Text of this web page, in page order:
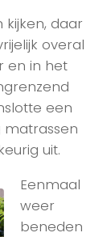
daar
overal
en in het
een
uit.
Eenmaal
weer
beneden